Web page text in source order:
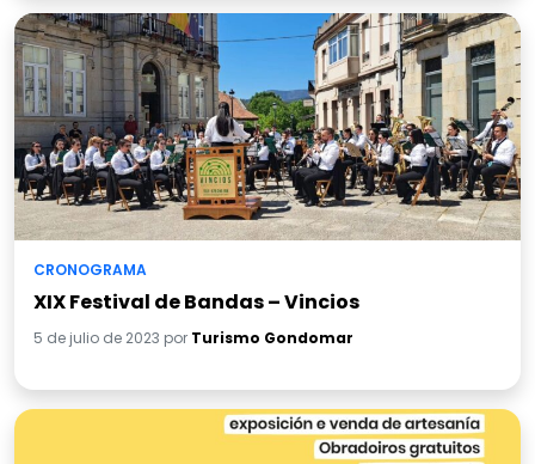
CRONOGRAMA
XIX Festival de Bandas – Vincios
5 de julio de 2023 por Turismo Gondomar